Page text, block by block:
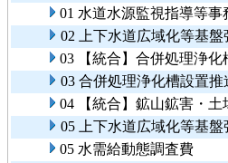
01 水道水源監視指導等事
02 上下水道広域化等基盤
03 【統合】合併処理浄化
03 合併処理浄化槽設置推
04 【統合】鉱山鉱害・土
05 上下水道広域化等基盤
05 水需給動態調査費